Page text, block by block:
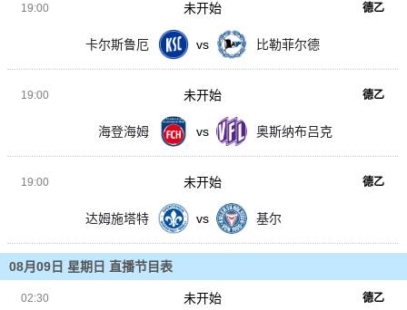
19:00 德乙
卡尔斯鲁厄 vs 比勒菲尔德
未开始
19:00 德乙
海登海姆 vs 奥斯纳布吕克
未开始
19:00 德乙
达姆施塔特 vs 基尔
未开始
08月09日 星期日 直播节目表
02:30 德乙
未开始